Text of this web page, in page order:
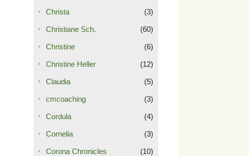
Christa (3)
Christiane Sch. (60)
Christine (6)
Christine Heller (12)
Claudia (5)
cmcoaching (3)
Cordula (4)
Cornelia (3)
Corona Chronicles (10)